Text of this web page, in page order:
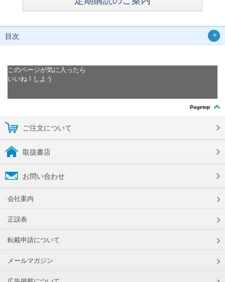
目次
このページが気に入ったら
いいね ! しよう
Pagetop
ご注文について
取扱書店
お問い合わせ
会社案内
正誤表
転載申請について
メールマガジン